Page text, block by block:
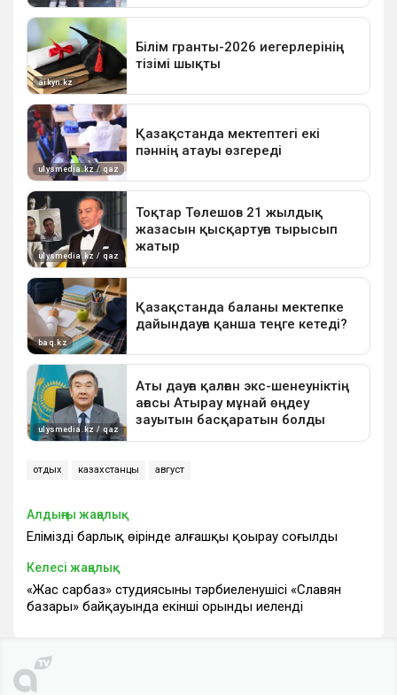
отдых казахстанцы август
Алдыңғы жаңалық
Еліміздің барлық өңірінде алғашқы қоңырау соғылды
Келесі жаңалық
«Жас сарбаз» студиясының тәрбиеленушісі «Славян
базары» байқауында екінші орынды иеленді